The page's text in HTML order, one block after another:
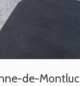
de-Montluc